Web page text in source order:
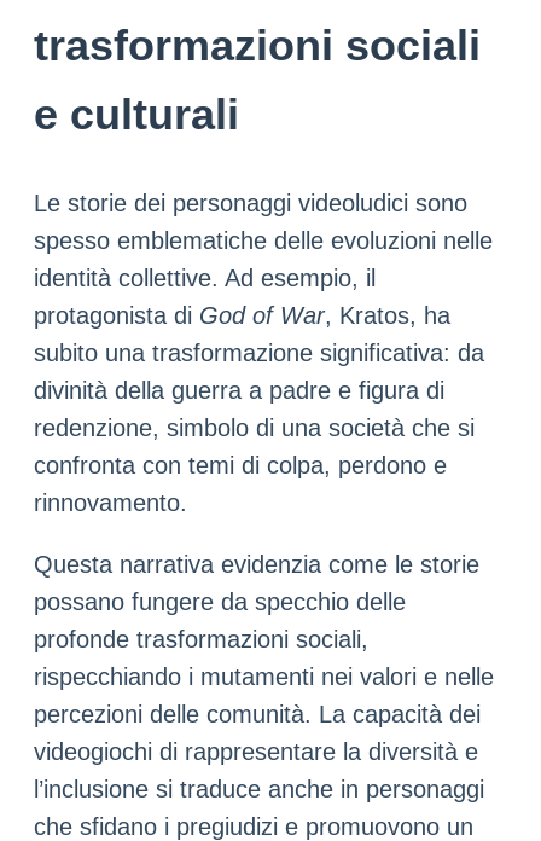
trasformazioni sociali
e culturali
Le storie dei personaggi videoludici sono
spesso emblematiche delle evoluzioni nelle
identità collettive. Ad esempio, il
protagonista di God of War, Kratos, ha
subito una trasformazione significativa: da
divinità della guerra a padre e figura di
redenzione, simbolo di una società che si
confronta con temi di colpa, perdono e
rinnovamento.
Questa narrativa evidenzia come le storie
possano fungere da specchio delle
profonde trasformazioni sociali,
rispecchiando i mutamenti nei valori e nelle
percezioni delle comunità. La capacità dei
videogiochi di rappresentare la diversità e
l’inclusione si traduce anche in personaggi
che sfidano i pregiudizi e promuovono un